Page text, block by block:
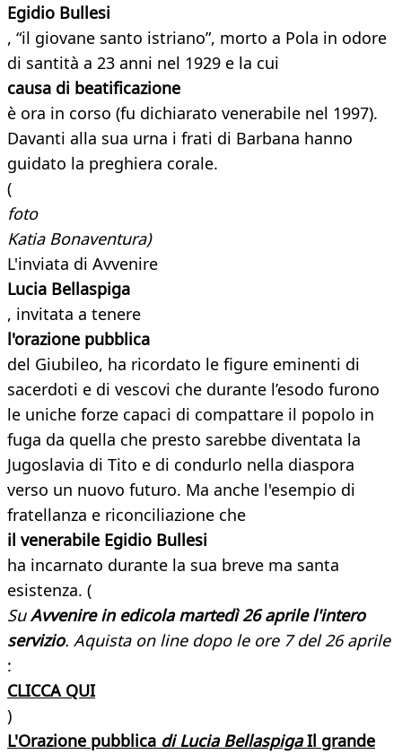
Egidio Bullesi
, “il giovane santo istriano”, morto a Pola in odore
di santità a 23 anni nel 1929 e la cui
causa di beatificazione
è ora in corso (fu dichiarato venerabile nel 1997).
Davanti alla sua urna i frati di Barbana hanno
guidato la preghiera corale.
(
foto
Katia Bonaventura)
L'inviata di Avvenire
Lucia Bellaspiga
, invitata a tenere
l'orazione pubblica
del Giubileo, ha ricordato le figure eminenti di
sacerdoti e di vescovi che durante l’esodo furono
le uniche forze capaci di compattare il popolo in
fuga da quella che presto sarebbe diventata la
Jugoslavia di Tito e di condurlo nella diaspora
verso un nuovo futuro. Ma anche l'esempio di
fratellanza e riconciliazione che
il venerabile Egidio Bullesi
ha incarnato durante la sua breve ma santa
esistenza. (
SuAvvenire in edicola martedì 26 aprile l'intero
servizio. Aquista on line dopo le ore 7 del 26 aprile
:
CLICCA QUI
)
L'Orazione pubblica di Lucia BellaspigaIl grande